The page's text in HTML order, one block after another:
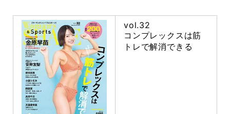
vol.32
コンプレックスは筋
トレで解消できる